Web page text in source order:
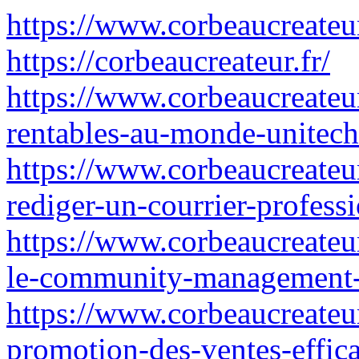
https://
https://corbeaucreateur.fr/
https://
rentables-au-monde-
https://
rediger-un-courrier-
https://
le-community-
https://
promotion-des-ventes-